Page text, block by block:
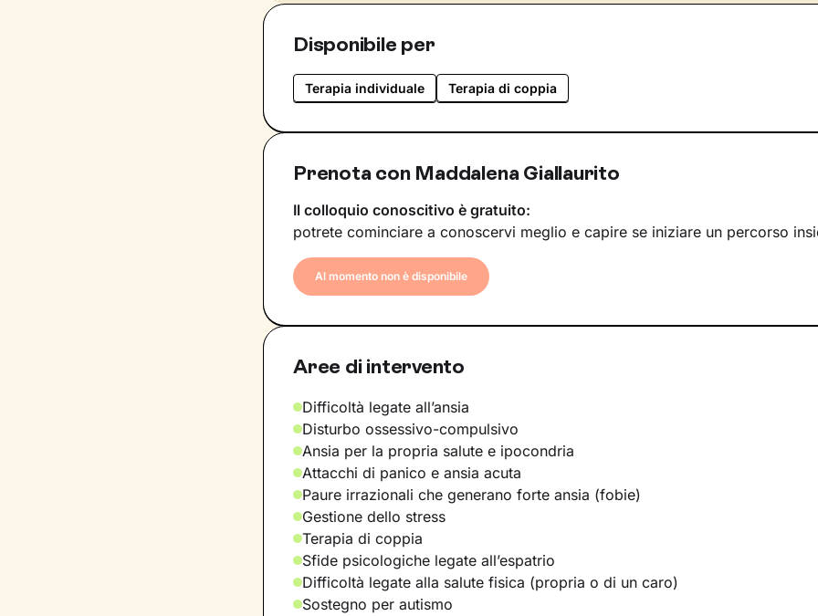
Disponibile per
Terapia individuale Terapia di coppia
Prenota con Maddalena Giallaurito
Il colloquio conoscitivo è gratuito:
potrete cominciare a conoscervi meglio e capire se iniziare un percorso
Al momento non è disponibile
Aree di intervento
Difficoltà legate all’ansia
Disturbo ossessivo-compulsivo
Ansia per la propria salute e ipocondria
Attacchi di panico e ansia acuta
Paure irrazionali che generano forte ansia (fobie)
Gestione dello stress
Terapia di coppia
Sfide psicologiche legate all’espatrio
Difficoltà legate alla salute fisica (propria o di un caro)
Sostegno per autismo